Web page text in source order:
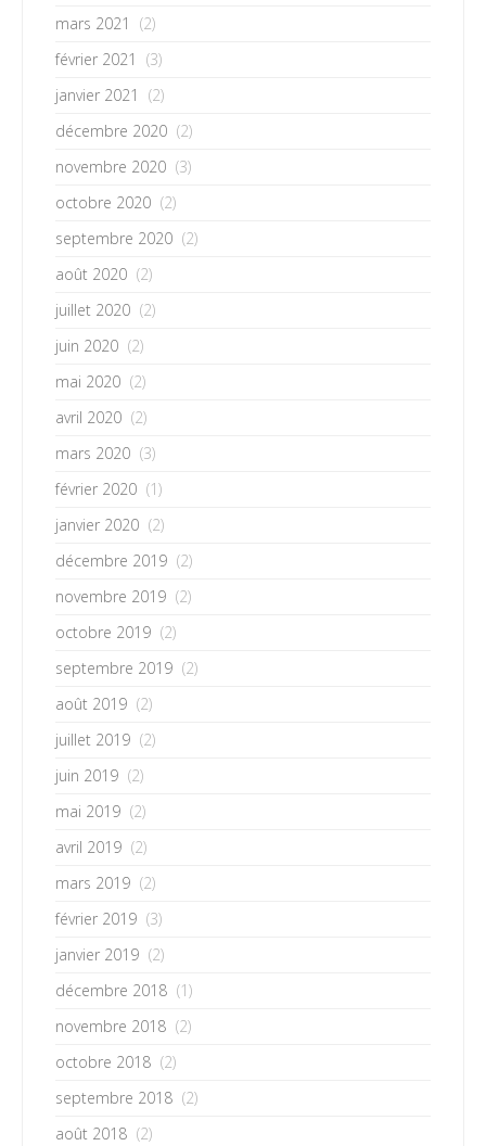
mars 2021
(2)
février 2021
(3)
janvier 2021
(2)
décembre 2020 (2)
novembre 2020 (3)
octobre 2020 (2)
septembre 2020 (2)
août 2020 (2)
juillet 2020 (2)
juin 2020 (2)
mai 2020 (2)
avril 2020 (2)
mars 2020 (3)
février 2020 (1)
janvier 2020 (2)
décembre 2019 (2)
novembre 2019 (2)
octobre 2019 (2)
septembre 2019 (2)
août 2019 (2)
juillet 2019 (2)
juin 2019 (2)
mai 2019 (2)
avril 2019 (2)
mars 2019 (2)
février 2019 (3)
janvier 2019 (2)
décembre 2018 (1)
novembre 2018 (2)
octobre 2018 (2)
septembre 2018 (2)
août 2018 (2)